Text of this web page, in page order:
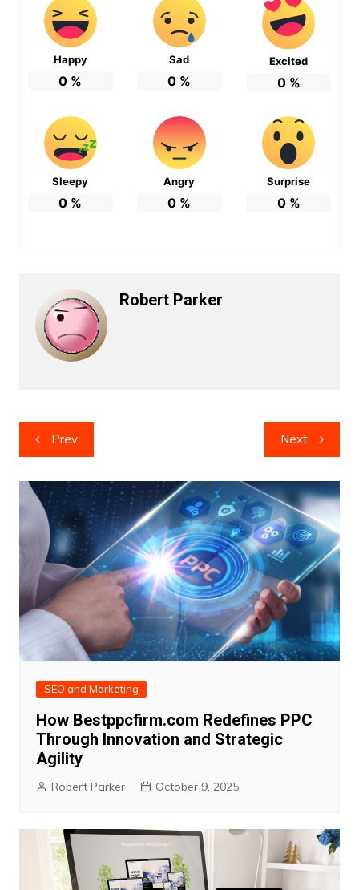
Happy
0 %
Sad
0 %
Excited
0%
Sleepy
0 %
Angry
0 %
Surprise
0%
Robert Parker
Post
navigation
Prev Next
SEO and Marketing
How Bestppcfirm.com Redefines PPC
Through Innovation and Strategic
Agility
Robert Parker October 9, 2025